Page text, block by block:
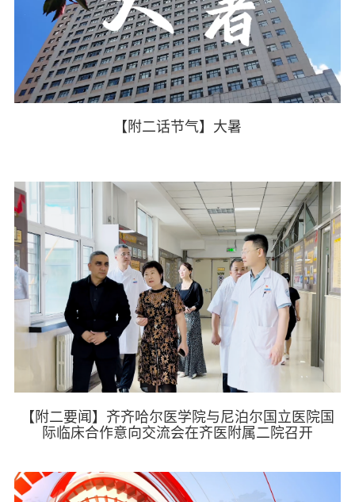
【附二话节气】大暑
【附二要闻】齐齐哈尔医学院与尼泊尔国立医院国
际临床合作意向交流会在齐医附属二院召开